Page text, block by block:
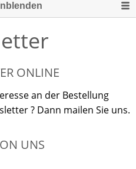
ONLINE
an der Bestellung
? Dann mailen Sie uns.
UNS